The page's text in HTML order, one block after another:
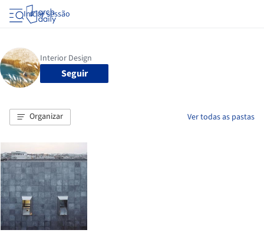
Iniciar sessão
Seguir
Organizar Ver todas as pastas